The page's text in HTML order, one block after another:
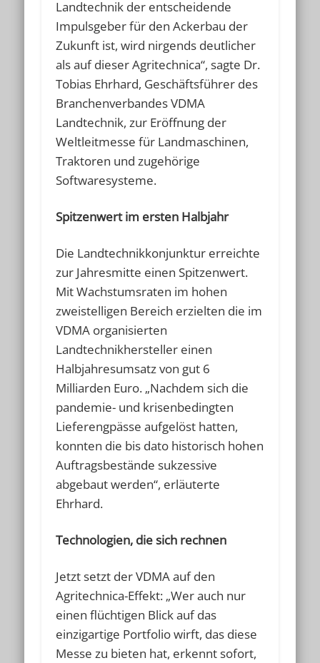
Landtechnik der entscheidende
Impulsgeber für den Ackerbau der
Zukunft ist, wird nirgends deutlicher
als auf dieser Agritechnica“, sagte Dr.
Tobias Ehrhard, Geschäftsführer des
Branchenverbandes VDMA
Landtechnik, zur Eröffnung der
Weltleitmesse für Landmaschinen,
Traktoren und zugehörige
Softwaresysteme.
Spitzenwert im ersten Halbjahr
Die Landtechnikkonjunktur erreichte
zur Jahresmitte einen Spitzenwert.
Mit Wachstumsraten im hohen
zweistelligen Bereich erzielten die im
VDMA organisierten
Landtechnikhersteller einen
Halbjahresumsatz von gut 6
Milliarden Euro. „Nachdem sich die
pandemie- und krisenbedingten
Lieferengpässe aufgelöst hatten,
konnten die bis dato historisch hohen
Auftragsbestände sukzessive
abgebaut werden“, erläuterte
Ehrhard.
Technologien, die sich rechnen
Jetzt setzt der VDMA auf den
Agritechnica-Effekt: „Wer auch nur
einen flüchtigen Blick auf das
einzigartige Portfolio wirft, das diese
Messe zu bieten hat, erkennt sofort,